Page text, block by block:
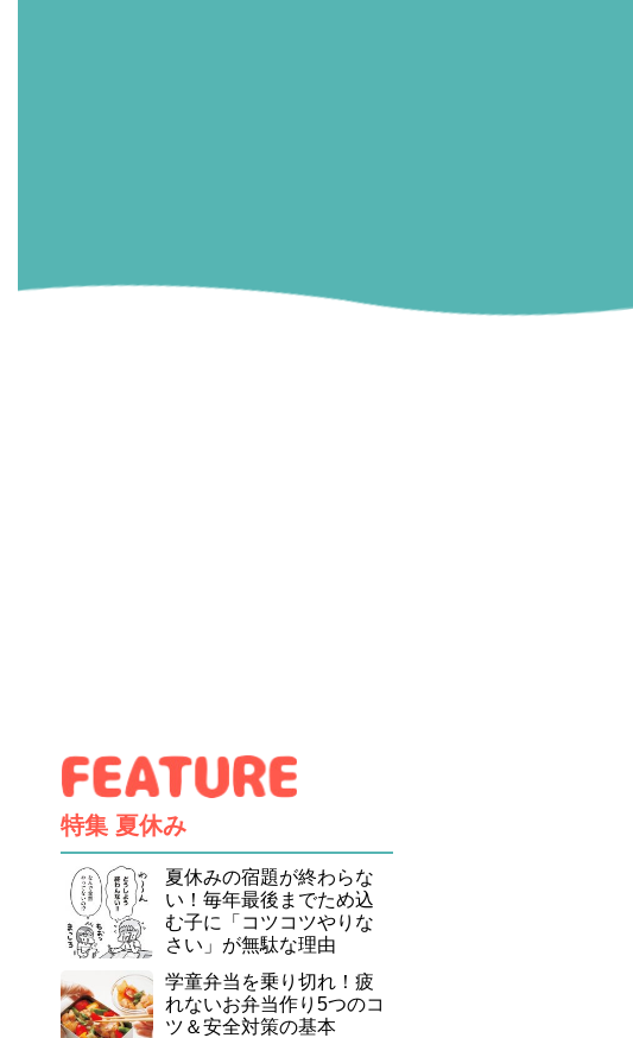
特集 夏休み
夏休みの宿題が終わらな
い！毎年最後までため込
む子に「コツコツやりな
さい」が無駄な理由
学童弁当を乗り切れ！疲
れないお弁当作り5つのコ
ツ＆安全対策の基本